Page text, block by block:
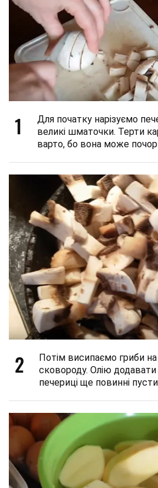
1
Для початку нарізуємо
великі шматочки. Терти
варто, бо вона може
2
Потім висипаємо гриби на
сковороду. Олію додавати
печериці ще повинні